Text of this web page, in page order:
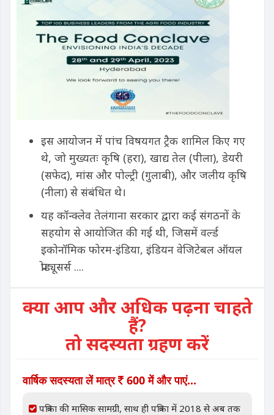
इस आयोजन में पांच विषयगत ट्रैक शामिल किए गए
थे, जो मुख्यतः कृषि (हरा), खाद्य तेल (पीला), डेयरी
(सफेद), मांस और पोल्ट्री (गुलाबी), और जलीय कृषि
(नीला) से संबंधित थे।
यह कॉन्क्लेव तेलंगाना सरकार द्वारा कई संगठनों के
सहयोग से आयोजित की गई थी, जिसमें वर्ल्ड
इकोनॉमिक फोरम-इंडिया, इंडियन वेजिटेबल ऑयल
प्रोड्यूसर्स ....
क्या आप और अधिक पढ़ना चाहते
हैं?
तो सदस्यता ग्रहण करें
वार्षिक सदस्यता लें मात्र 600 में और पाएं...
पत्रिका की मासिक सामग्री, साथ ही पत्रिका में 2018 से अब तक